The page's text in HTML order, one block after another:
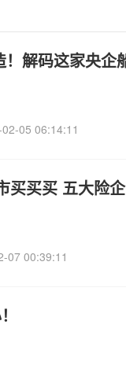
解码这家央企
05 06:14:11
买买买 五大险
07 00:39:11